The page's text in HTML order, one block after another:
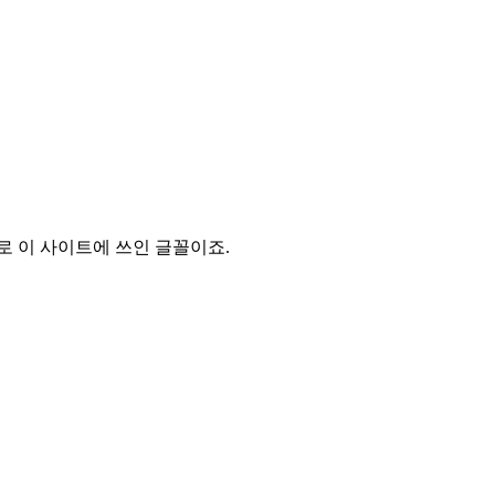
이 사이트에 쓰인 글꼴이죠.